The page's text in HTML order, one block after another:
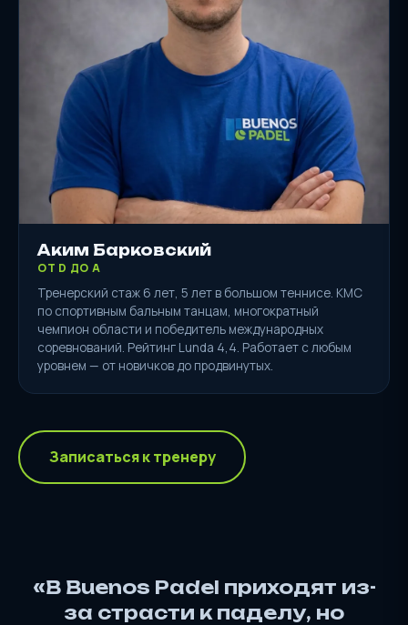
Аким Барковский
ОТ D ДО A
Тренерский стаж 6 лет, 5 лет в большом теннисе. КМС
по спортивным бальным танцам, многократный
чемпион области и победитель международных
соревнований. Рейтинг Lunda 4,4. Работает с любым
уровнем — от новичков до продвинутых.
Записаться к тренеру
«В Buenos Padel приходят из-
за страсти к паделу, но